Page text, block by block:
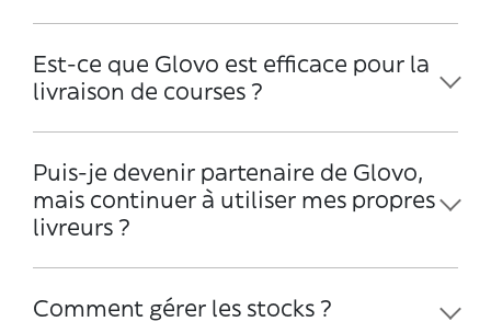
Est-ce que Glovo est efficace pour la
livraison de courses ?
Puis-je devenir partenaire de Glovo,
mais continuer à utiliser mes propres
livreurs ?
Comment gérer les stocks ?